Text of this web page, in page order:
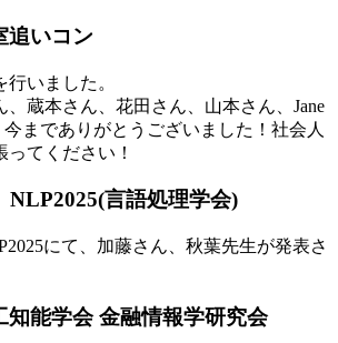
いコン
いました。
蔵本さん、花田さん、山本さん、Jane
今までありがとうございました！社会人
てください！
言語処理学会)
にて、加藤さん、秋葉先生が発表さ
能学会 金融情報学研究会